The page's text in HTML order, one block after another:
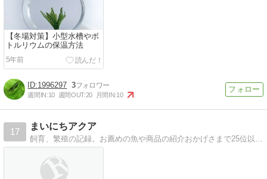
【冬場対策】小型水槽やボ
トルリウムの保温方法
5年前
1996297 3
週間IN:10 週間OUT:20 月間IN:10
17
まいにちアクア
飼育、繁殖の記録。お薦めの魚や商品の紹介おかげさまで25位以内に入りました。ありがとうございます^^